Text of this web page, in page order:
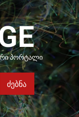
ᲞᲝᲠᲢᲐᲚᲘ
ძებნა